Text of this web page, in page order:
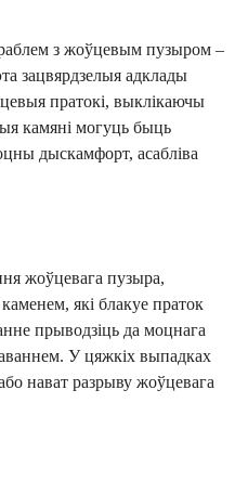
з жоўцевым пузыром –
зацвярдзелыя адклады
пратокі, выклікаючы
камяні могуць быць
дыскамфорт, асабліва
жоўцевага пузыра,
які блакуе праток
прыводзіць да моцнага
У цяжкіх выпадках
нават разрыву жоўцевага